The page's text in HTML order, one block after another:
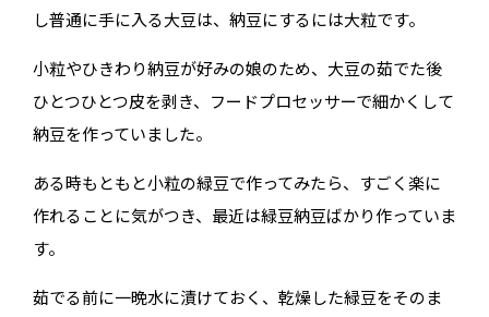
し普通に手に入る大豆は、納豆にするには大粒です。
小粒やひきわり納豆が好みの娘のため、大豆の茹でた後
ひとつひとつ皮を剥き、フードプロセッサーで細かくして
納豆を作っていました。
ある時もともと小粒の緑豆で作ってみたら、すごく楽に
作れることに気がつき、最近は緑豆納豆ばかり作っていま
す。
茹でる前に一晩水に漬けておく、乾燥した緑豆をそのま